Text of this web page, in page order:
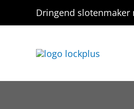
Dringend slotenmaker